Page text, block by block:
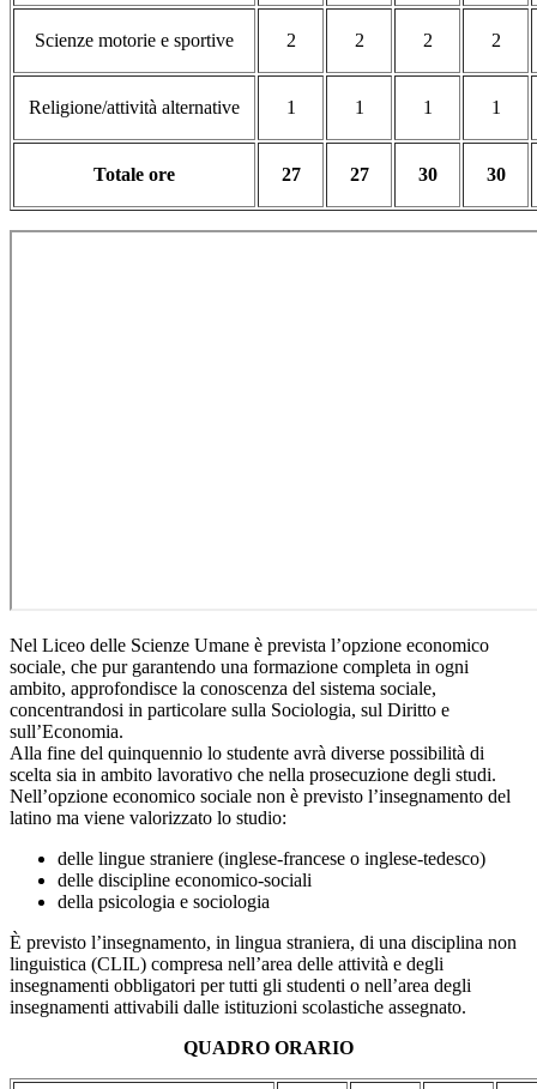
Scienze motorie e sportive 2 2 2 2
Religione/attività alternative 1 1 1 1
Totale ore 27 27 30 30
Nel Liceo delle Scienze Umane è prevista l’opzione economico
sociale, che pur garantendo una formazione completa in ogni
ambito, approfondisce la conoscenza del sistema sociale,
concentrandosi in particolare sulla Sociologia, sul Diritto e
sull’Economia.
Alla fine del quinquennio lo studente avrà diverse possibilità di
scelta sia in ambito lavorativo che nella prosecuzione degli studi.
Nell’opzione economico sociale non è previsto l’insegnamento del
latino ma viene valorizzato lo studio:
delle lingue straniere (inglese-francese o inglese-tedesco)
delle discipline economico-sociali
della psicologia e sociologia
È previsto l’insegnamento, in lingua straniera, di una disciplina non
linguistica (CLIL) compresa nell’area delle attività e degli
insegnamenti obbligatori per tutti gli studenti o nell’area degli
insegnamenti attivabili dalle istituzioni scolastiche assegnato.
QUADRO ORARIO